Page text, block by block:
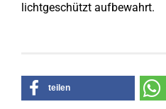
lichtgeschützt aufbewahrt.
teilen